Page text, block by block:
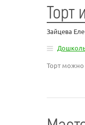
Торт
Зайцева
Торт можно